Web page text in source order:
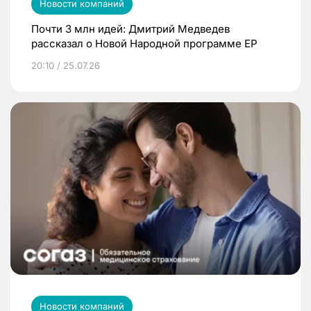
Новости компаний
Почти 3 млн идей: Дмитрий Медведев
рассказал о Новой Народной программе ЕР
20:10 / 25.07.26
Новости компаний